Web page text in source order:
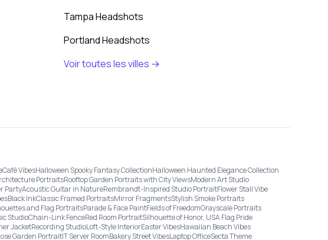
Tampa Headshots
Portland Headshots
Voir toutes les villes →
Café VibesHalloween Spooky Fantasy CollectionHalloween Haunted Elegance Collection
PortraitsRooftop Garden Portraits with City ViewsModern Art Studio
PartyAcoustic Guitar in NatureRembrandt-Inspired Studio PortraitFlower Stall Vibe
Black InkClassic Framed PortraitsMirror FragmentsStylish Smoke Portraits
and Flag PortraitsParade & Face PaintFields of FreedomGrayscale Portraits
StudioChain-Link FenceRed Room PortraitSilhouette of Honor, USA Flag Pride
JacketRecording StudioLoft-Style InteriorEaster VibesHawaiian Beach Vibes
Garden PortraitIT Server RoomBakery Street VibesLaptop OfficeSecta Theme